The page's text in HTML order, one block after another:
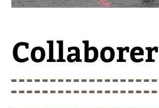
Collaborer